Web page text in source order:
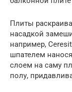
Плиты
насадкой
например,
шпателем
слоем на саму
полу,